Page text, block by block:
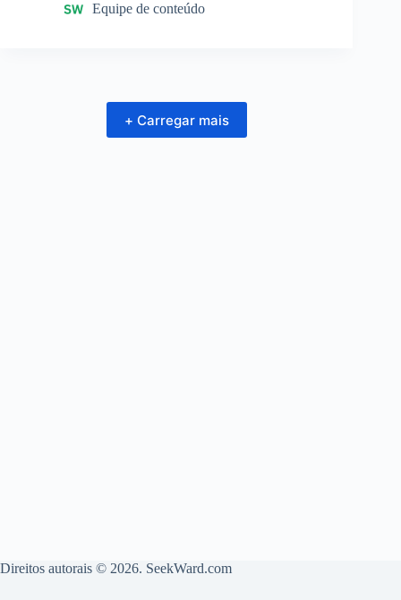
Equipe de conteúdo
+ Carregar mais
Direitos autorais © 2026. SeekWard.com